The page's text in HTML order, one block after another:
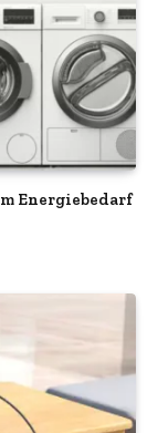
Energiebedarf